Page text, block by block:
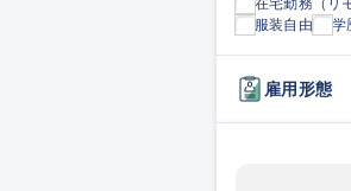
在宅勤務（リ
服装自由
学
雇用形態